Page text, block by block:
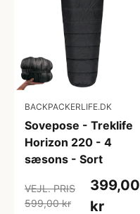
BACKPACKERLIFE.DK
Sovepose - Treklife
Horizon 220 - 4
sæsons - Sort
VEJL. PRIS
599,00 kr
399,00
kr